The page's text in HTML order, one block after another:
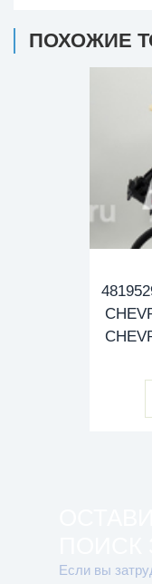
ПОХОЖИЕ
Если вы